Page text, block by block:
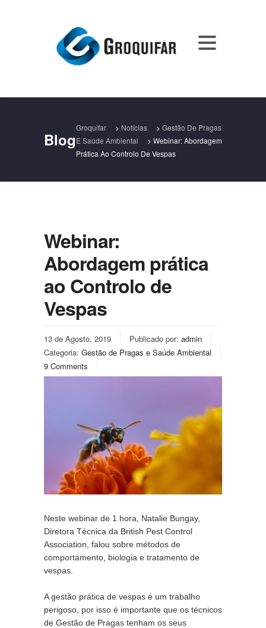
Blog
Groquifar > Notícias > Gestão De Pragas
E Saúde Ambiental
> Webinar: Abordagem
Prática Ao Controlo De Vespas
Webinar:
Abordagem prática
ao Controlo de
Vespas
13 de Agosto, 2019 Publicado por: admin
Categoria: Gestão de Pragas e Saúde Ambiental
9 Comments
Neste webinar de 1 hora, Natalie Bungay,
Diretora Técnica da British Pest Control
Association, falou sobre métodos de
comportamento, biologia e tratamento de
vespas.
A gestão prática de vespas é um trabalho
perigoso, por isso é importante que os técnicos
de Gestão de Pragas tenham os seus